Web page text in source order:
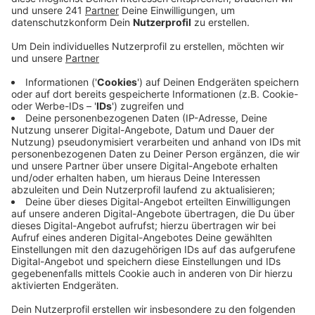
Bühnenprogramm geben.
Samstag, 19.09.2020 08:13
Auch die Mitmachaktionen werden nicht stattfinden.
Das Gleiche gilt auch für den Neulandpark.
Das NaturGut Ophoven hat angekündigt sein Kinder-
und Jugendmuseum zu öffnen, allerdings auch hier
ohne spezielles Programm. Der Verkehrsverbund
Rhein-Sieg hält aber trotzdem an seiner Ticket-Aktion
fest. Sonntag dürfen Kinder bis einschließlich 14 Jahre
den ganzen Tag im VRS-Gebiet kostenlos Bus und
Bahn fahren.
Der Weltkindertag steht in diesem Jahr unter dem